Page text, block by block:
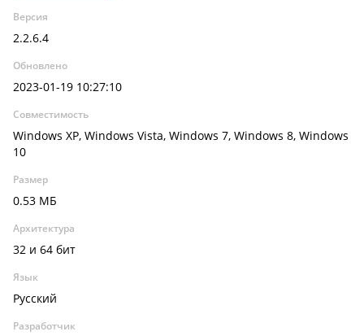
Версия
2.2.6.4
Обновлено
2023-01-19 10:27:10
Совместимость
Windows XP, Windows Vista, Windows 7, Windows 8, Windows
10
Размер
0.53 МБ
Архитектура
32 и 64 бит
Язык
Русский
Разработчик